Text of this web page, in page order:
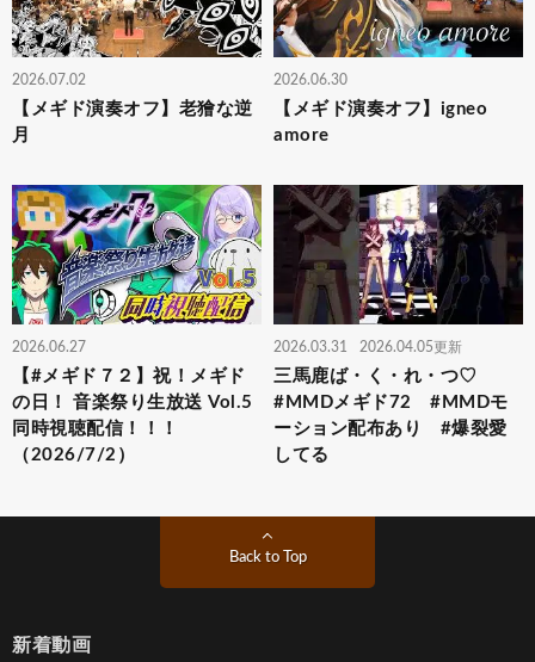
2026.07.02
【メギド演奏オフ】老獪な逆
月
2026.06.30
【メギド演奏オフ】igneo
amore
2026.06.27
【#メギド７２】祝！メギド
の日！ 音楽祭り生放送 Vol.5
同時視聴配信！！！
（2026/7/2）
2026.03.31 2026.04.05更新
三馬鹿ば・く・れ・つ♡
#MMDメギド72 #MMDモ
ーション配布あり #爆裂愛
してる
Back to Top
新着動画